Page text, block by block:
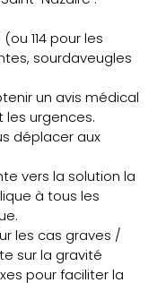
114 pour les
sourdaveugles
un avis médical
urgences.
déplacer aux
vers la solution la
à tous les
les cas graves /
sur la gravité
pour faciliter la